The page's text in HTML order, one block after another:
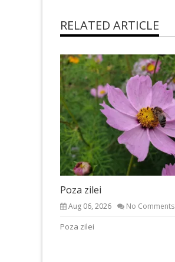
RELATED ARTICLE
Poza zilei
Aug 06, 2026 No Comments
Poza zilei